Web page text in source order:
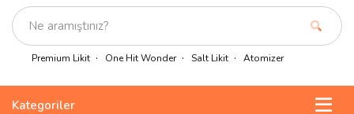
Premium Likit One Hit Wonder Salt Likit Atomizer
Kategoriler